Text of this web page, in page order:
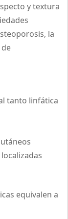
y textura
la
tanto linfática
equivalen a